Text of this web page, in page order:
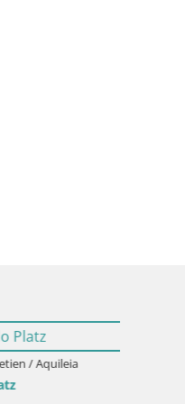
/ Aquileia